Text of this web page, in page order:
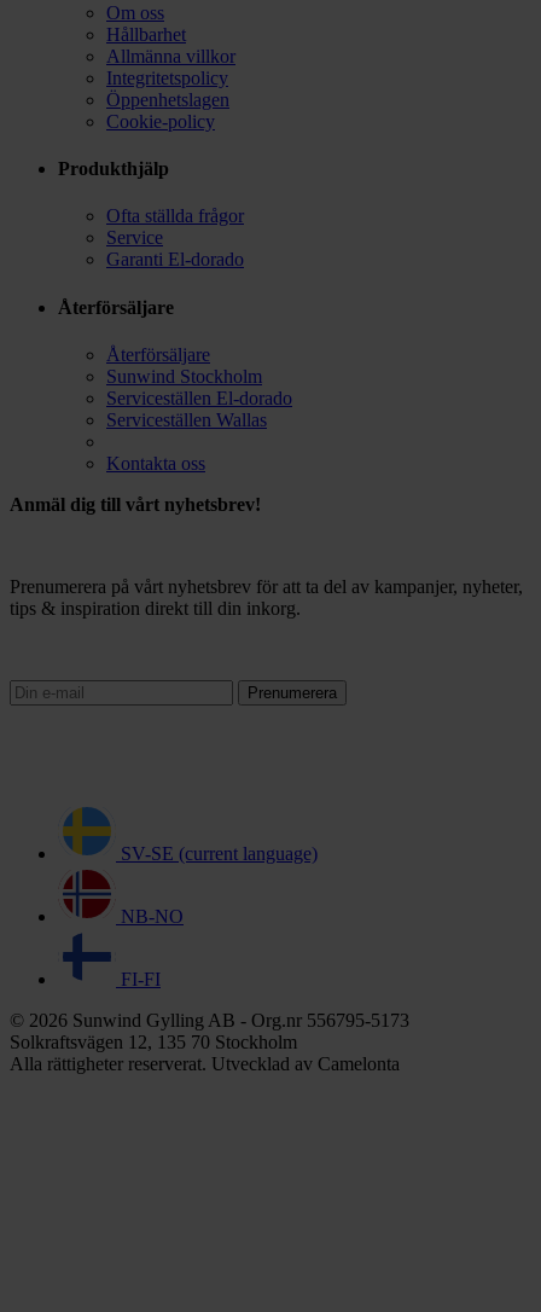
Om oss
Hållbarhet
Allmänna villkor
Integritetspolicy
Öppenhetslagen
Cookie-policy
Produkthjälp
Ofta ställda frågor
Service
Garanti El-dorado
Återförsäljare
Återförsäljare
Sunwind Stockholm
Serviceställen El-dorado
Serviceställen Wallas
Kontakta oss
Anmäl dig till vårt nyhetsbrev!
Prenumerera på vårt nyhetsbrev för att ta del av kampanjer, nyheter,
tips & inspiration direkt till din inkorg.
Prenumerera
SV-SE (current language)
NB-NO
FI-FI
© 2026 Sunwind Gylling AB - Org.nr 556795-5173
Solkraftsvägen 12, 135 70 Stockholm
Alla rättigheter reserverat. Utvecklad av Camelonta